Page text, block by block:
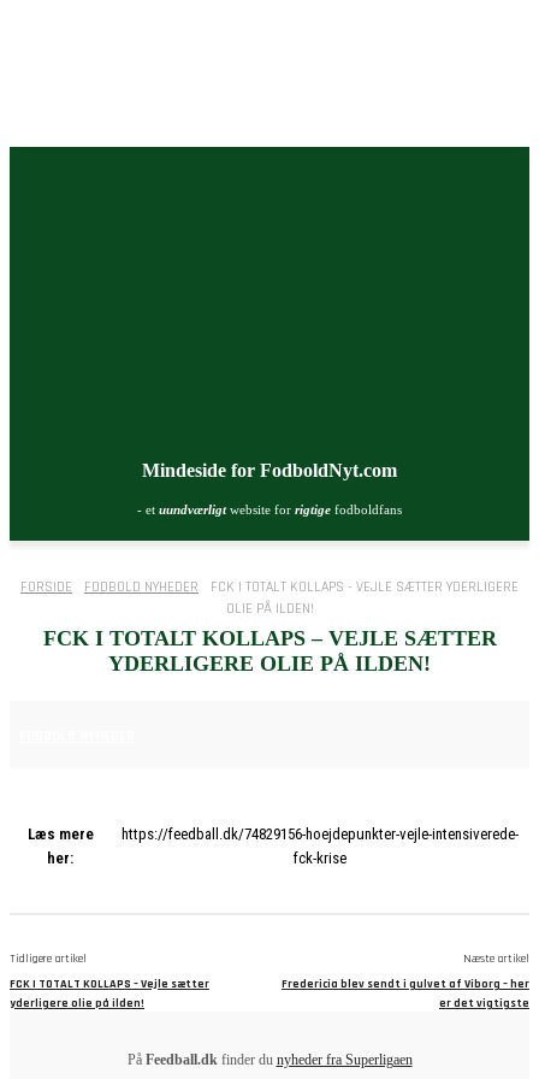
Mindeside for FodboldNyt.com
- et uundværligtwebsite for rigtige fodboldfans
FORSIDE FODBOLD NYHEDER
FCK I TOTALT KOLLAPS - VEJLE SÆTTER YDERLIGERE
OLIE PÅ ILDEN!
FCK I TOTALT KOLLAPS – VEJLE SÆTTER
YDERLIGERE OLIE PÅ ILDEN!
Læs mere
her:
https://feedball.dk/74829156-hoejdepunkter-vejle-intensiverede-
fck-krise
Tidligere artikel
FCK I TOTALT KOLLAPS – Vejle sætter
yderligere olie på ilden!
Næste artikel
Fredericia blev sendt i gulvet af Viborg – her
er det vigtigste
På Feedball.dkfinder du nyheder fra Superligaen